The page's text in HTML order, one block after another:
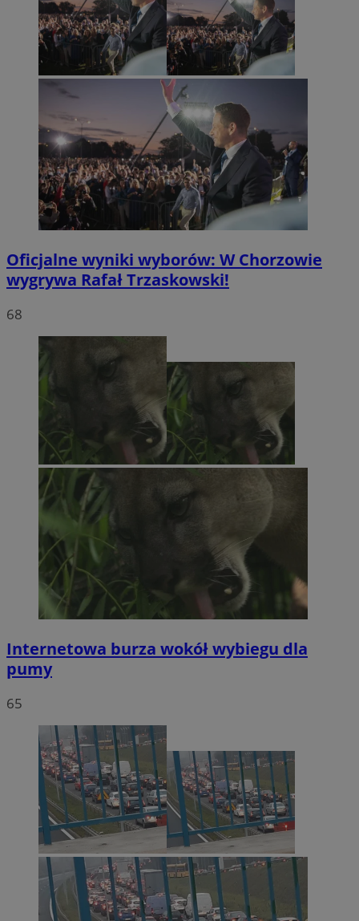
Oficjalne wyniki wyborów: W Chorzowie
wygrywa Rafał Trzaskowski!
68
Internetowa burza wokół wybiegu dla
pumy
65